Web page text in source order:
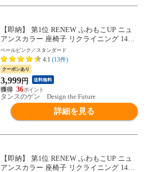
【即納】 第1位 RENEW ふわもこUP ニュ
アンスカラー 座椅子 リクライニング 14段
ギア フロア チェア チェアー リクライニン
グ座椅子 座イス 椅子 いす コンパクト 折
り畳み 小さい 1人 ギフト プレゼント 6517
000383〔ペールピンク〕
ペールピンク／スタンダード
4.1 (13件)
クーポンあり
3,999円 送料無料
36
タンスのゲン Design the Future
詳細を見る
【即納】 第1位 RENEW ふわもこUP ニュ
アンスカラー 座椅子 リクライニング 14段